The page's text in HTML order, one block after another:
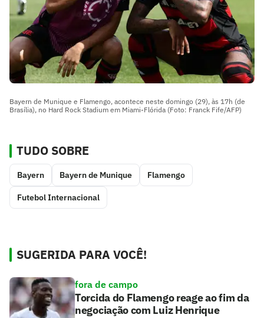
Bayern de Munique e Flamengo, acontece neste domingo (29), às 17h (de
Brasília), no Hard Rock Stadium em Miami-Flórida (Foto: Franck Fife/AFP)
TUDO SOBRE
Bayern Bayern de Munique Flamengo
Futebol Internacional
SUGERIDA PARA VOCÊ!
fora de campo
Torcida do Flamengo reage ao fim da
negociação com Luiz Henrique